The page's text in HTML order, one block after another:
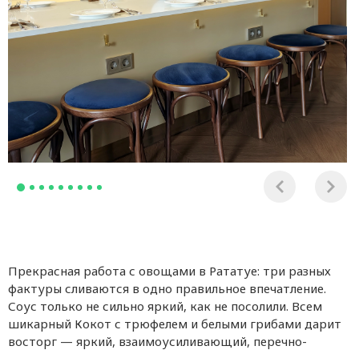
Прекрасная работа с овощами в Рататуе: три разных
фактуры сливаются в одно правильное впечатление.
Соус только не сильно яркий, как не посолили. Всем
шикарный Кокот с трюфелем и белыми грибами дарит
восторг — яркий, взаимоусиливающий, перечно-